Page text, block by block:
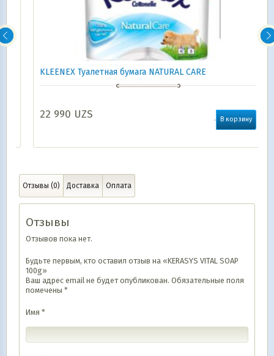
KLEENEX Туалетная бумага NATURAL CARE
22 990UZS В корзину
Отзывы (0) Доставка Оплата
Отзывы
Отзывов пока нет.
Будьте первым, кто оставил отзыв на «KERASYS VITAL SOAP
100g»
Ваш адрес email не будет опубликован. Обязательные поля
помечены *
Имя *